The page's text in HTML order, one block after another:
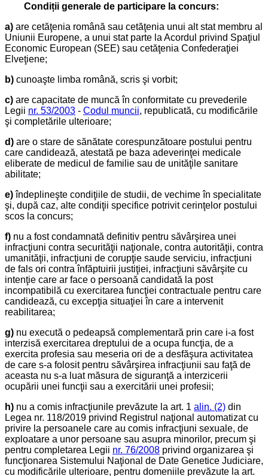
Condiții generale de participare la concurs:
a) are cetăţenia română sau cetăţenia unui alt stat membru al
Uniunii Europene, a unui stat parte la Acordul privind Spaţiul
Economic European (SEE) sau cetăţenia Confederaţiei
Elveţiene;
b) cunoaşte limba română, scris şi vorbit;
c) are capacitate de muncă în conformitate cu prevederile
Legii nr. 53/2003 - Codul muncii, republicată, cu modificările
şi completările ulterioare;
d) are o stare de sănătate corespunzătoare postului pentru
care candidează, atestată pe baza adeverinţei medicale
eliberate de medicul de familie sau de unităţile sanitare
abilitate;
e)îndeplineşte condiţiile de studii, de vechime în specialitate
şi, după caz, alte condiţii specifice potrivit cerinţelor postului
scos la concurs;
f) nu a fost condamnată definitiv pentru săvârşirea unei
infracţiuni contra securităţii naţionale, contra autorităţii, contra
umanităţii, infracţiuni de corupţie saude serviciu, infracţiuni
de fals ori contra înfăptuirii justiţiei, infracţiuni săvârşite cu
intenţie care ar face o persoană candidată la post
incompatibilă cu exercitarea funcţiei contractuale pentru care
candidează, cu excepţia situaţiei în care a intervenit
reabilitarea;
g) nu execută o pedeapsă complementară prin care i-a fost
interzisă exercitarea dreptului de a ocupa funcţia, de a
exercita profesia sau meseria ori de a desfăşura activitatea
de care s-a folosit pentru săvârşirea infracţiunii sau faţă de
aceasta nu s-a luat măsura de siguranţă a interzicerii
ocupării unei funcţii sau a exercitării unei profesii;
h) nu a comis infracţiunile prevăzute la art. 1 alin. (2) din
Legea nr. 118/2019 privind Registrul naţional automatizat cu
privire la persoanele care au comis infracţiuni sexuale, de
exploatare a unor persoane sau asupra minorilor, precum şi
pentru completarea Legii nr. 76/2008 privind organizarea şi
funcţionarea Sistemului Naţional de Date Genetice Judiciare,
cu modificările ulterioare, pentru domeniile prevăzute la art.